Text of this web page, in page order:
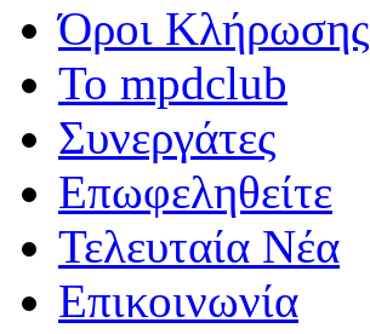
Όροι Κλήρωσης
To mpdclub
Συνεργάτες
Επωφεληθείτε
Τελευταία Νέα
Επικοινωνία